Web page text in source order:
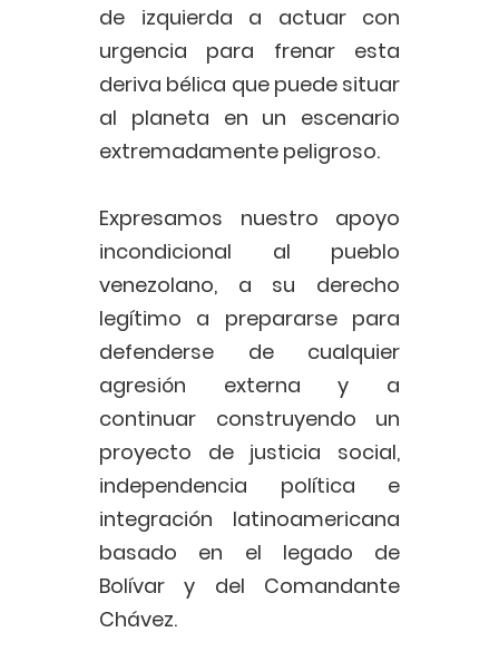
de izquierda a actuar con
urgencia para frenar esta
deriva bélica que puede situar
al planeta en un escenario
extremadamente peligroso.
Expresamos nuestro apoyo
incondicional al pueblo
venezolano, a su derecho
legítimo a prepararse para
defenderse de cualquier
agresión externa y a
continuar construyendo un
proyecto de justicia social,
independencia política e
integración latinoamericana
basado en el legado de
Bolívar y del Comandante
Chávez.